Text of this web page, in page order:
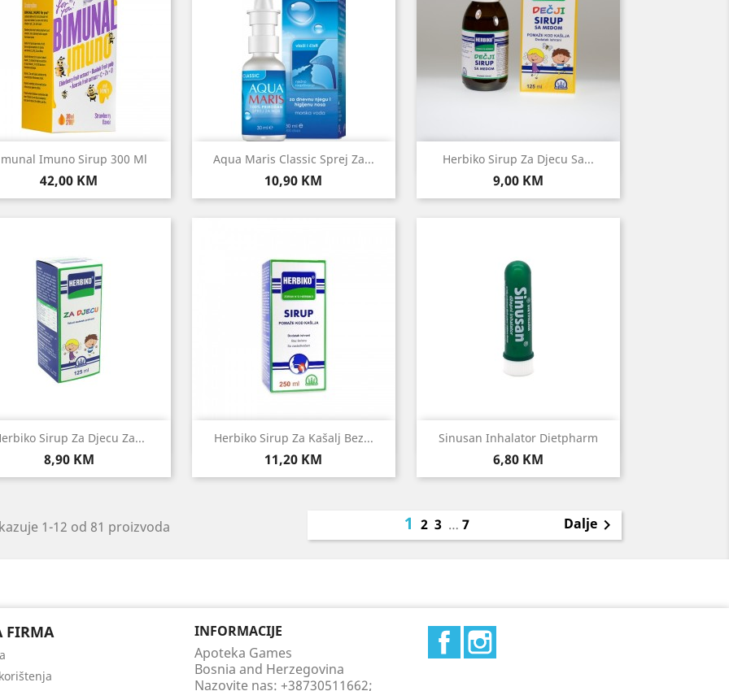
Imuno Sirup 300 Ml
Cijena
42,00 KM
Brzi pregled Aqua Maris Classic Sprej Za...
Cijena
10,90 KM
Brzi pregled Herbiko Sirup Za Djecu Sa...
Cijena
9,00 KM
Brzi pregled
Sirup Za Djecu Za...
Cijena
8,90 KM
Brzi pregled Herbiko Sirup Za Kašalj Bez...
Cijena
11,20 KM
Brzi pregled Sinusan Inhalator Dietpharm
Cijena
6,80 KM
Brzi pregled
1-12 od 81 proizvoda 123 … 7 Dalje
FIRMA
INFORMACIJE
Apoteka Games
Bosnia and Herzegovina
Nazovite nas: +38730511662;
Facebook